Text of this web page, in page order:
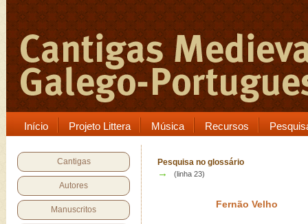
Início Projeto Littera Música Recursos
Cantigas
Autores
Manuscritos
Pesquisa no glossário
→ (linha 23)
Fernão Velho